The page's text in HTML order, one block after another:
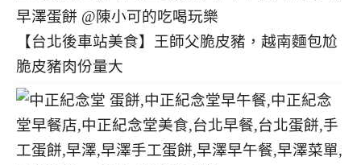
【台北後車站美食】王師父脆皮豬，越南麵包尬
脆皮豬肉份量大